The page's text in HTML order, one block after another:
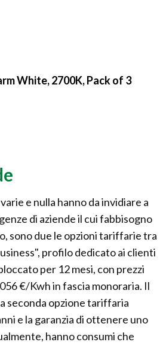
White, 2700K, Pack of 3
e nulla hanno da invidiare a
di aziende il cui fabbisogno
sono due le opzioni tariffarie tra
profilo dedicato ai clienti
per 12 mesi, con prezzi
€/Kwh in fascia monoraria. Il
seconda opzione tariffaria
e la garanzia di ottenere uno
hanno consumi che